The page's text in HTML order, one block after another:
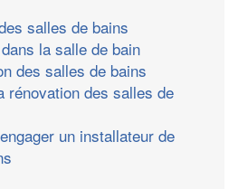
salles de bains
la salle de bain
des salles de bains
rénovation des salles de
un installateur de